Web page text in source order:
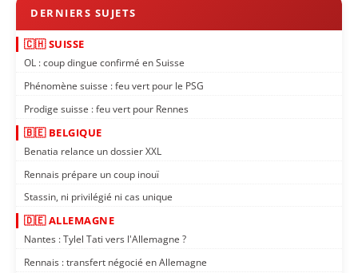
🇨🇭 SUISSE
OL : coup dingue confirmé en Suisse
Phénomène suisse : feu vert pour le PSG
Prodige suisse : feu vert pour Rennes
🇧🇪 BELGIQUE
Benatia relance un dossier XXL
Rennais prépare un coup inouï
Stassin, ni privilégié ni cas unique
🇩🇪 ALLEMAGNE
Nantes : Tylel Tati vers l'Allemagne ?
Rennais : transfert négocié en Allemagne